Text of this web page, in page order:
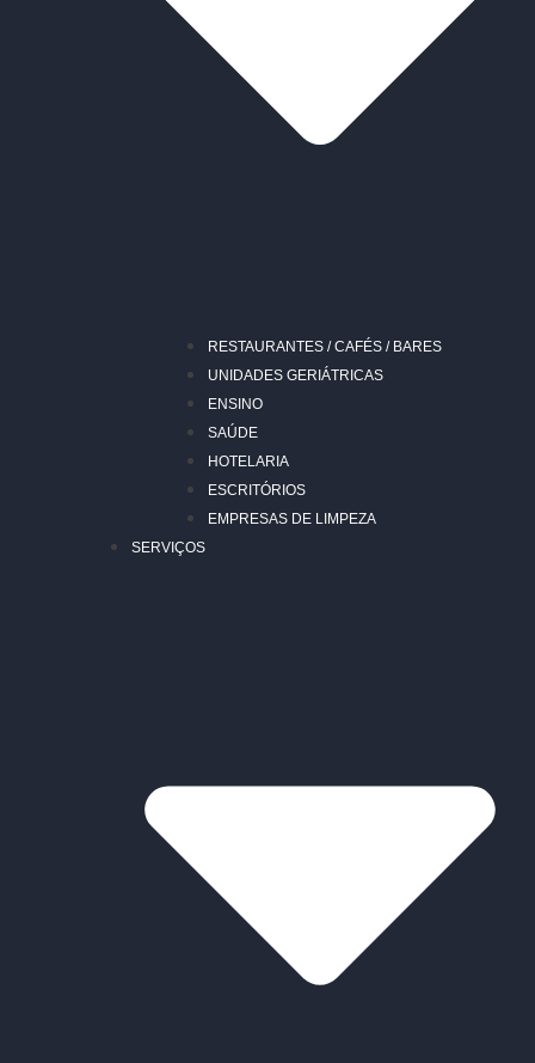
RESTAURANTES / CAFÉS / BARES
UNIDADES GERIÁTRICAS
ENSINO
SAÚDE
HOTELARIA
ESCRITÓRIOS
EMPRESAS DE LIMPEZA
SERVIÇOS